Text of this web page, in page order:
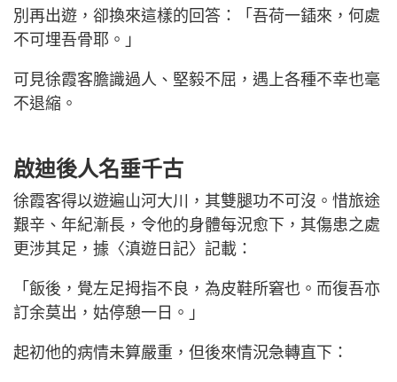
別再出遊，卻換來這樣的回答：「吾荷一鍤來，何處
不可埋吾骨耶。」
可見徐霞客膽識過人、堅毅不屈，遇上各種不幸也毫
不退縮。
啟迪後人名垂千古
徐霞客得以遊遍山河大川，其雙腿功不可沒。惜旅途
艱辛、年紀漸長，令他的身體每況愈下，其傷患之處
更涉其足，據〈滇遊日記〉記載：
「飯後，覺左足拇指不良，為皮鞋所窘也。而復吾亦
訂余莫出，姑停憩一日。」
起初他的病情未算嚴重，但後來情況急轉直下：